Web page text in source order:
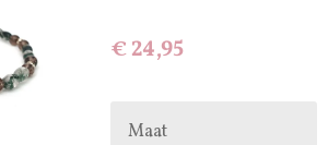
€ 24,95
Maat